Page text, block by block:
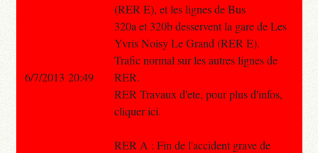
(RER E), et les lignes de Bus
320a et 320b desservent la gare de Les
Yvris Noisy Le Grand (RER E).
Trafic normal sur les autres lignes de
RER.
RER Travaux d'ete, pour plus d'infos,
cliquer ici.
RER A : Fin de l'accident grave de
6/7/2013 20:49